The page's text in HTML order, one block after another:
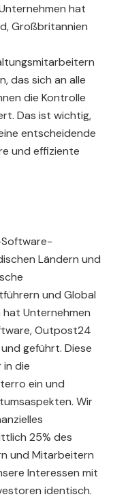
hat
Großbritannien
das sich an alle
die Kontrolle
Das ist wichtig,
entscheidende
und effiziente
Ländern und
und Global
hat Unternehmen
Outpost24
geführt. Diese
die
ein und
Wir
25% des
und Mitarbeitern
Interessen mit
identisch.